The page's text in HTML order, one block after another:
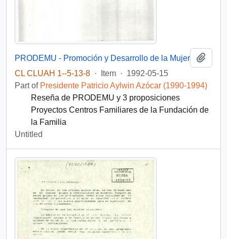
PRODEMU - Promoción y Desarrollo de la Mujer
CL CLUAH 1--5-13-8 · Item · 1992-05-15
Part of Presidente Patricio Aylwin Azócar (1990-1994)
Reseña de PRODEMU y 3 proposiciones
Proyectos Centros Familiares de la Fundación de
la Familia
Untitled